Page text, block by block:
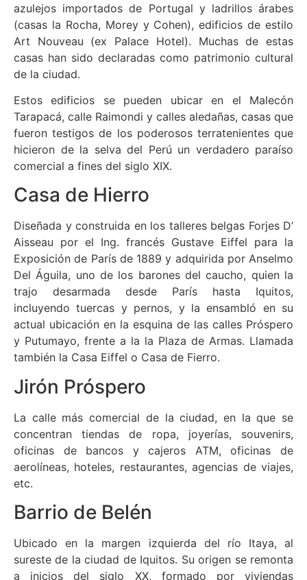
azulejos importados de Portugal y ladrillos árabes
(casas la Rocha, Morey y Cohen), edificios de estilo
Art Nouveau (ex Palace Hotel). Muchas de estas
casas han sido declaradas como patrimonio cultural
de la ciudad.
Estos edificios se pueden ubicar en el Malecón
Tarapacá, calle Raimondi y calles aledañas, casas que
fueron testigos de los poderosos terratenientes que
hicieron de la selva del Perú un verdadero paraíso
comercial a fines del siglo XIX.
Casa de Hierro
Diseñada y construida en los talleres belgas Forjes D’
Aisseau por el Ing. francés Gustave Eiffel para la
Exposición de París de 1889 y adquirida por Anselmo
Del Águila, uno de los barones del caucho, quien la
trajo desarmada desde París hasta Iquitos,
incluyendo tuercas y pernos, y la ensambló en su
actual ubicación en la esquina de las calles Próspero
y Putumayo, frente a la la Plaza de Armas. Llamada
también la Casa Eiffel o Casa de Fierro.
Jirón Próspero
La calle más comercial de la ciudad, en la que se
concentran tiendas de ropa, joyerías, souvenirs,
oficinas de bancos y cajeros ATM, oficinas de
aerolíneas, hoteles, restaurantes, agencias de viajes,
etc.
Barrio de Belén
Ubicado en la margen izquierda del río Itaya, al
sureste de la ciudad de Iquitos. Su origen se remonta
a inicios del siglo XX, formado por viviendas